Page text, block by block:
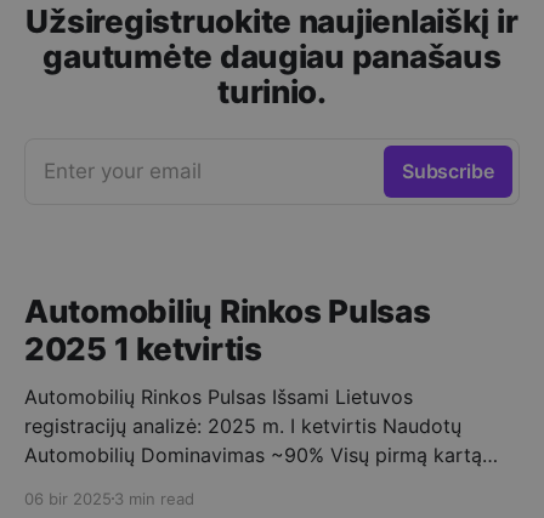
Užsiregistruokite naujienlaiškį ir
gautumėte daugiau panašaus
turinio.
Enter your email Subscribe
Automobilių Rinkos Pulsas
2025 1 ketvirtis
Automobilių Rinkos Pulsas Išsami Lietuvos
registracijų analizė: 2025 m. I ketvirtis Naudotų
Automobilių Dominavimas ~90% Visų pirmą kartą
Importo Amžius 10-15 metų – tipinis Lietuvoje
06 bir 2025 3 min read